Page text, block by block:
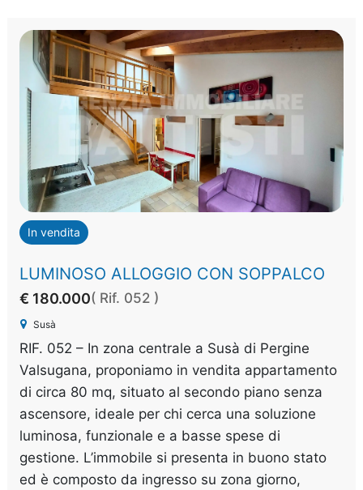
In vendita
LUMINOSO ALLOGGIO CON SOPPALCO
€ 180.000( Rif. 052 )
Susà
RIF. 052 – In zona centrale a Susà di Pergine
Valsugana, proponiamo in vendita appartamento
di circa 80 mq, situato al secondo piano senza
ascensore, ideale per chi cerca una soluzione
luminosa, funzionale e a basse spese di
gestione. L’immobile si presenta in buono stato
ed è composto da ingresso su zona giorno,